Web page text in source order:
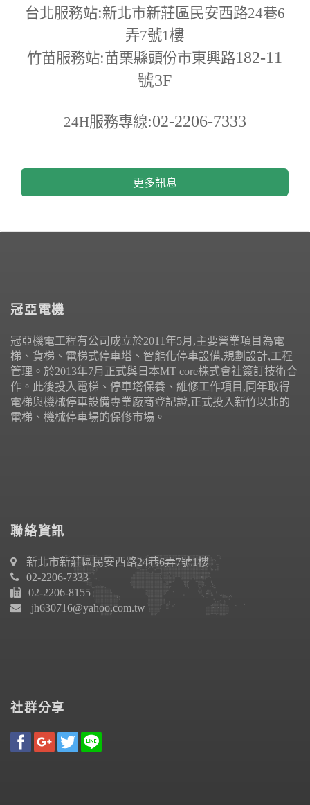
台北服務站:新北市新莊區民安西路24巷6
弄7號1樓
竹苗服務站:苗栗縣頭份市東興路182-11
號3F
24H服務專線:02-2206-7333
更多訊息
冠亞電機
冠亞機電工程有公司成立於2011年5月,主要營業項目為電
梯、貨梯、電梯式停車塔、智能化停車設備,規劃設計,工程
管理。於2013年7月正式與日本MT core株式會社簽訂技術合
作。此後投入電梯、停車塔保養、維修工作項目,同年取得
電梯與機械停車設備專業廠商登記證,正式投入新竹以北的
電梯、機械停車場的保修市場。
聯絡資訊
新北市新莊區民安西路24巷6弄7號1樓
02-2206-7333
02-2206-8155
jh630716@yahoo.com.tw
社群分享